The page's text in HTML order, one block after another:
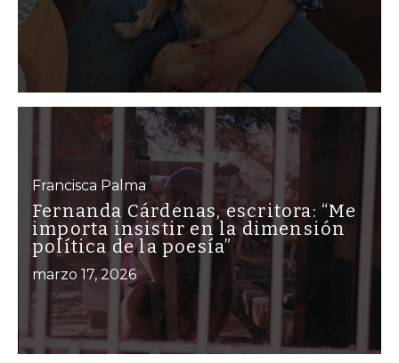
Francisca Palma
Fernanda Cárdenas, escritora: “Me
importa insistir en la dimensión
política de la poesía”
marzo 17, 2026